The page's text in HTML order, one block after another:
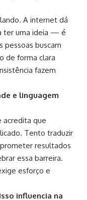
A internet dá
ter uma ideia — é
pessoas buscam
de forma clara
fazem
e linguagem
acredita que
Tento traduzir
resultados
essa barreira.
esforço e
influencia na